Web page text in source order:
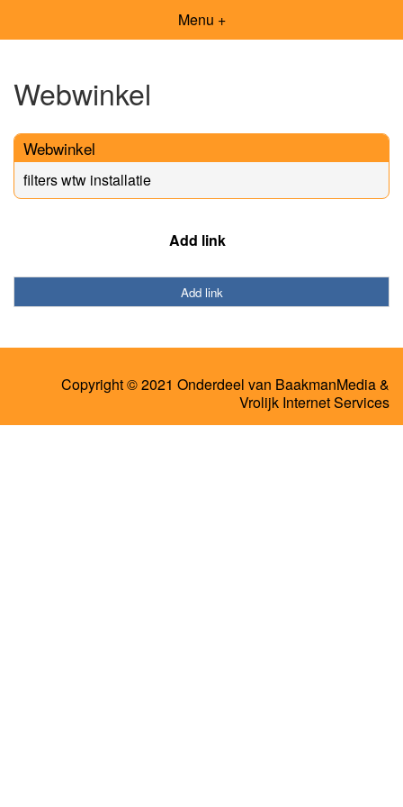
Menu +
Webwinkel
Webwinkel
filters wtw installatie
Add link
Add link
Copyright © 2021 Onderdeel van BaakmanMedia&
Vrolijk Internet Services